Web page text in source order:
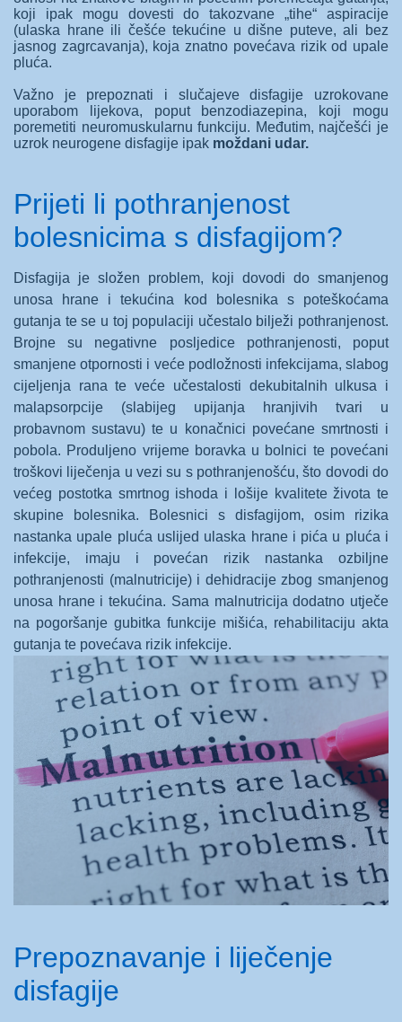
koji ipak mogu dovesti do takozvane „tihe“ aspiracije
(ulaska hrane ili češće tekućine u dišne puteve, ali bez
jasnog zagrcavanja), koja znatno povećava rizik od upale
pluća.
Važno je prepoznati i slučajeve disfagije uzrokovane
uporabom lijekova, poput benzodiazepina, koji mogu
poremetiti neuromuskularnu funkciju. Međutim, najčešći je
uzrok neurogene disfagije ipak moždani udar.
Prijeti li pothranjenost
bolesnicima s disfagijom?
Disfagija je složen problem, koji dovodi do smanjenog
unosa hrane i tekućina kod bolesnika s poteškoćama
gutanja te se u toj populaciji učestalo bilježi pothranjenost.
Brojne su negativne posljedice pothranjenosti, poput
smanjene otpornosti i veće podložnosti infekcijama, slabog
cijeljenja rana te veće učestalosti dekubitalnih ulkusa i
malapsorpcije (slabijeg upijanja hranjivih tvari u
probavnom sustavu) te u konačnici povećane smrtnosti i
pobola. Produljeno vrijeme boravka u bolnici te povećani
troškovi liječenja u vezi su s pothranjenošću, što dovodi do
većeg postotka smrtnog ishoda i lošije kvalitete života te
skupine bolesnika. Bolesnici s disfagijom, osim rizika
nastanka upale pluća uslijed ulaska hrane i pića u pluća i
infekcije, imaju i povećan rizik nastanka ozbiljne
pothranjenosti (malnutricije) i dehidracije zbog smanjenog
unosa hrane i tekućina. Sama malnutricija dodatno utječe
na pogoršanje gubitka funkcije mišića, rehabilitaciju akta
gutanja te povećava rizik infekcije.
Prepoznavanje i liječenje
disfagije